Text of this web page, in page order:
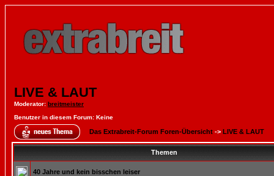
LIVE & LAUT
Moderator: breitmeister
Benutzer in diesem Forum: Keine
Das Extrabreit-Forum Foren-Übersicht -> LIVE & LAUT
Themen
40 Jahre und kein bisschen leiser